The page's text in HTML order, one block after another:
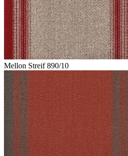
Mellon Streif 890/10